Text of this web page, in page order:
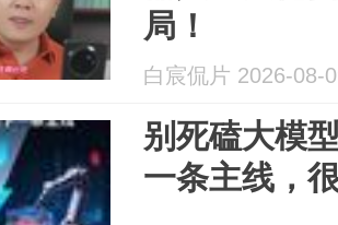
局！
白宸侃片 2026-08-
别死磕大模
一条主线，